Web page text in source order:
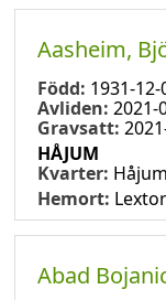
Aasheim,
Född: 1931-12-
Avliden: 2021-
Gravsatt:
HÅJUM
Kvarter:
Hemort:
Abad